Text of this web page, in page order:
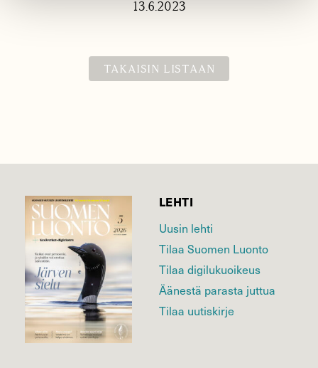
13.6.2023
TAKAISIN LISTAAN
LEHTI
Uusin lehti
Tilaa Suomen Luonto
Tilaa digilukuoikeus
Äänestä parasta juttua
Tilaa uutiskirje